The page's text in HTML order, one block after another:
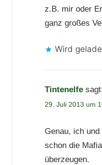
z.B. mir oder
ganz großes
Wird
Tintenelfe
29. Juli 2013 um
Genau, ich
schon die
überzeugen.